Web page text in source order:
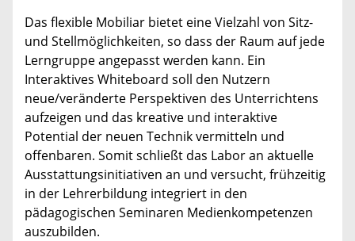
Das flexible Mobiliar bietet eine Vielzahl von Sitz-
und Stellmöglichkeiten, so dass der Raum auf jede
Lerngruppe angepasst werden kann. Ein
Interaktives Whiteboard soll den Nutzern
neue/veränderte Perspektiven des Unterrichtens
aufzeigen und das kreative und interaktive
Potential der neuen Technik vermitteln und
offenbaren. Somit schließt das Labor an aktuelle
Ausstattungsinitiativen an und versucht, frühzeitig
in der Lehrerbildung integriert in den
pädagogischen Seminaren Medienkompetenzen
auszubilden.